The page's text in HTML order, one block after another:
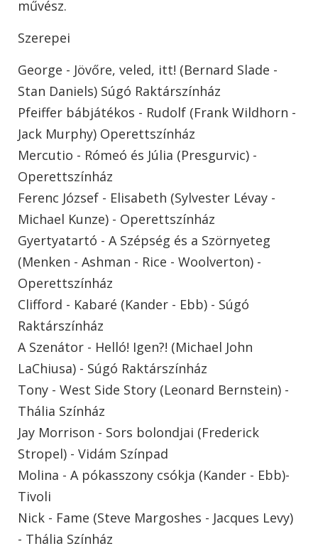
művész.
Szerepei
George - Jövőre, veled, itt! (Bernard Slade -
Stan Daniels) Súgó Raktárszínház
Pfeiffer bábjátékos - Rudolf (Frank Wildhorn -
Jack Murphy) Operettszínház
Mercutio - Rómeó és Júlia (Presgurvic) -
Operettszínház
Ferenc József - Elisabeth (Sylvester Lévay -
Michael Kunze) - Operettszínház
Gyertyatartó - A Szépség és a Szörnyeteg
(Menken - Ashman - Rice - Woolverton) -
Operettszínház
Clifford - Kabaré (Kander - Ebb) - Súgó
Raktárszínház
A Szenátor - Helló! Igen?! (Michael John
LaChiusa) - Súgó Raktárszínház
Tony - West Side Story (Leonard Bernstein) -
Thália Színház
Jay Morrison - Sors bolondjai (Frederick
Stropel) - Vidám Színpad
Molina - A pókasszony csókja (Kander - Ebb)-
Tivoli
Nick - Fame (Steve Margoshes - Jacques Levy)
- Thália Színház